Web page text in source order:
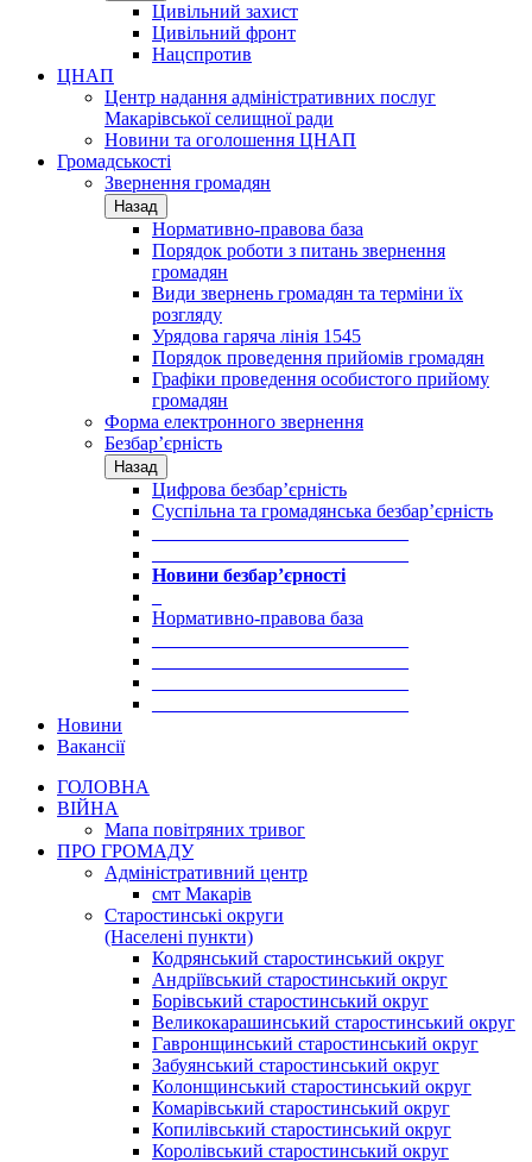
Цивільний захист
Цивільний фронт
Нацспротив
ЦНАП
Центр надання адміністративних послуг
Макарівської селищної ради
Новини та оголошення ЦНАП
Громадськості
Звернення громадян
Назад
Нормативно-правова база
Порядок роботи з питань звернення
громадян
Види звернень громадян та терміни їх
розгляду
Урядова гаряча лінія 1545
Порядок проведення прийомів громадян
Графіки проведення особистого прийому
громадян
Форма електронного звернення
Безбар’єрність
Назад
Цифрова безбар’єрність
Суспільна та громадянська безбар’єрність
Новини безбар’єрності
Нормативно-правова база
Новини
Вакансії
ГОЛОВНА
ВІЙНА
Мапа повітряних тривог
ПРО ГРОМАДУ
Aдміністративний центр
смт Макарів
Старостинські округи
(Населені пункти)
Кодрянський старостинський округ
Андріївський старостинський округ
Борівський старостинський округ
Великокарашинський старостинський округ
Гавронщинський старостинський округ
Забуянський старостинський округ
Колонщинський старостинський округ
Комарівський старостинський округ
Копилівський старостинський округ
Королівський старостинський округ